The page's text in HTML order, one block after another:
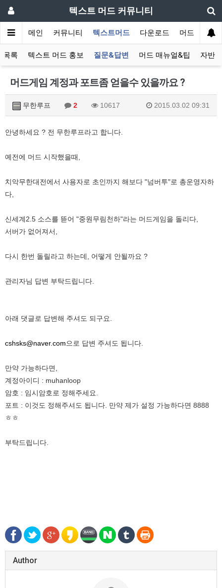
텍스트 머드 커뮤니티
메인 커뮤니티 텍스트머드 다운로드 머드 잡담
목록 텍스트 머드 홍보 질문&답변 머드 매뉴얼&팁 자반
머드게임 계정과 포트좀 얻을수 있을까요 ?
무한루프 2 10617 2015.03.02 09:31
안녕하세요 ? 전 무한루프라고 합니다.
예전에 머드 시작했을때,
치악무한대전에서 사용자로 초인까지 해보다 "넘버투"로 총운영자하
다,
신세계2.5 소스를 뜯어 "중원무림천하"라는 머드게임을 돌리다,
서버가 없어져서,
다시 한번 돌릴라고 하는데, 어떻게 안될까요 ?
관리자님 답변 부탁드립니다.
아래 댓글로 답변해 주셔도 되구요.
cshsks@naver.com으로 답변 주셔도 됩니다.
만약 가능하다면,
계정아이디 : muhanloop
암호 : 임시암호로 정해주세요.
포트 : 이것도 정해주셔도 됩니다. 만약 제가 설정 가능하다면 8888
ㅎㅎ
부탁드립니다.
Author